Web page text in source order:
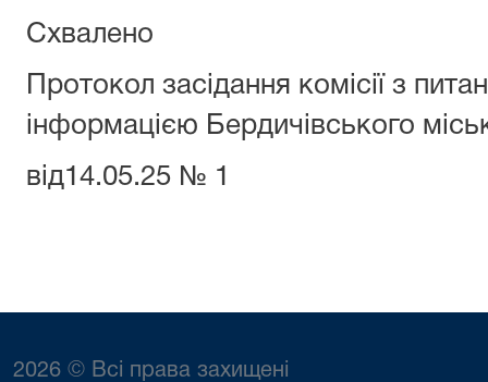
Схвалено
Протокол засідання комісії з
інформацією Бердичівського
від14.05.25 № 1
2026 © Всі права захищені